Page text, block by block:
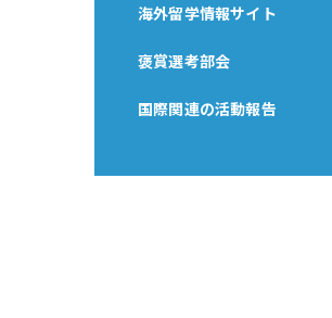
海外留学情報サイト
褒賞選考部会
国際関連の活動報告